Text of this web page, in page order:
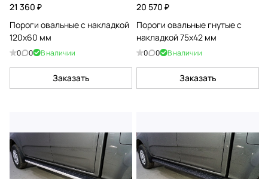
21 360 ₽
Пороги овальные с накладкой
120х60 мм
0 0 В наличии
Заказать
20 570 ₽
Пороги овальные гнутые с
накладкой 75х42 мм
0 0 В наличии
Заказать